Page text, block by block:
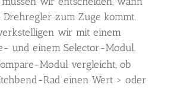
zum Zuge kommt.
wir mit einem
und einem Selector-Modul.
Modul vergleicht, ob
Rad einen Wert > oder